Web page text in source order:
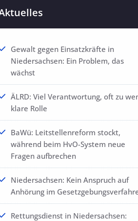
Gewalt gegen Einsatzkräfte in
Niedersachsen: Ein Problem, das
wächst
ÄLRD: Viel Verantwortung, oft zu
klare Rolle
BaWü: Leitstellenreform stockt,
während beim HvO-System neue
Fragen aufbrechen
Niedersachsen: Kein Anspruch auf
Anhörung im
Rettungsdienst in Niedersachsen: